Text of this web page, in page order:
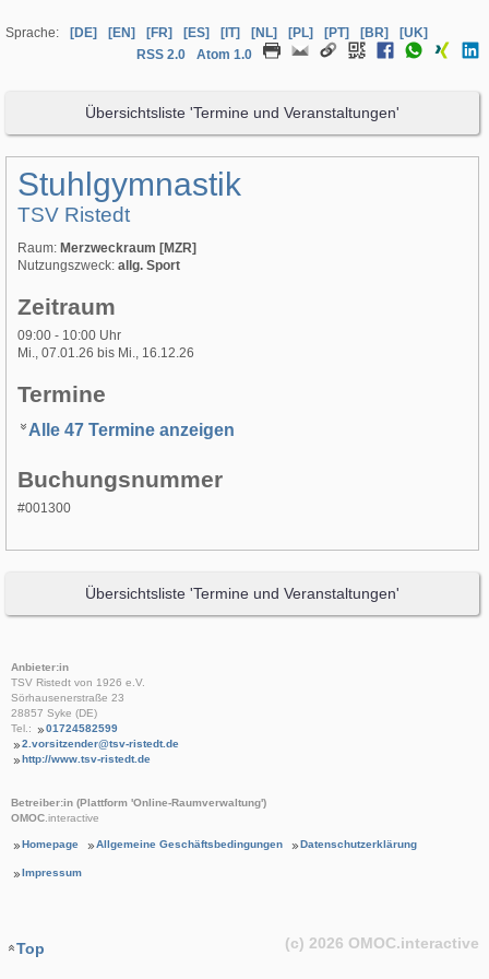
Sprache: [DE] [EN] [FR] [ES] [IT] [NL] [PL] [PT] [BR]
[UK]
RSS 2.0
Atom 1.0
Übersichtsliste 'Termine und Veranstaltungen'
Stuhlgymnastik
TSV Ristedt
Raum: Merzweckraum [MZR]
Nutzungszweck: allg. Sport
Zeitraum
09:00 - 10:00 Uhr
Mi., 07.01.26 bis Mi., 16.12.26
Termine
Alle 47 Termine anzeigen
Buchungsnummer
#001300
Übersichtsliste 'Termine und Veranstaltungen'
Anbieter:in
TSV Ristedt von 1926 e.V.
Sörhausenerstraße 23
28857 Syke (DE)
Tel.:
01724582599
2.vorsitzender@tsv-ristedt.de
http://www.tsv-ristedt.de
Betreiber:in (Plattform 'Online-Raumverwaltung')
OMOC.interactive
Homepage Allgemeine Geschäftsbedingungen Datenschutzerklärung
Impressum
Top (c) 2026 OMOC.interactive